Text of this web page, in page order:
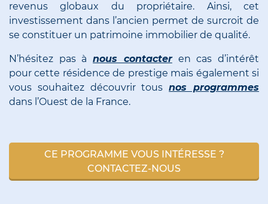
revenus globaux du propriétaire. Ainsi, cet
investissement dans l’ancien permet de surcroit de
se constituer un patrimoine immobilier de qualité.
N’hésitez pas ànous contacteren cas d’intérêt
pour cette résidence de prestige mais également si
vous souhaitez découvrir tousnos programmes
dans l’Ouest de la France.
CE PROGRAMME VOUS INTÉRESSE ?
CONTACTEZ-NOUS